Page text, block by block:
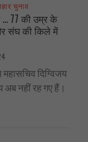
चुनाव
… 77 की उम्र के
संघ की किले में
दिग्विजय
नहीं रह गए हैं।